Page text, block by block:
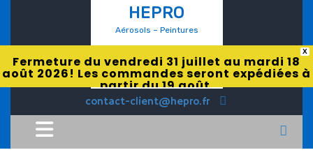
X
Fermeture du vendredi 31 juillet au mardi 18
août 2026! Les commandes seront expédiées à
partir du 19 août.
HEPRO
Aérosols – Peintures
contact-client@hepro.fr